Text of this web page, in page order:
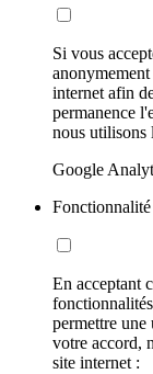
Si vous
internet afin
permanence
nous utilisons
Google
Fonctionnalité
En acceptant
permettre une
votre accord,
site internet :